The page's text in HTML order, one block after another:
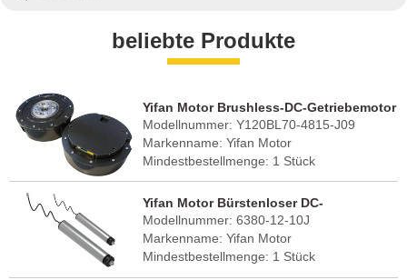
beliebte Produkte
Yifan Motor Brushless-DC-Getriebemotor
48V 700W, Y120BL70-4815-J09, für
Roboter-Gelenke
Modellnummer: Y120BL70-4815-J09
Markenname: Yifan Motor
Mindestbestellmenge: 1 Stück
FOB-Hafen: Shanghai
Lieferzeit: 30 - 45 Tage
Herkunftsland: China (Festland)
Yifan Motor Bürstenloser DC-
Getriebemotor 48V 400W, 6380-12-10J für
Förderband und Sortierwalze
Modellnummer: 6380-12-10J
Markenname: Yifan Motor
Mindestbestellmenge: 1 Stück
FOB-Hafen: Shanghai